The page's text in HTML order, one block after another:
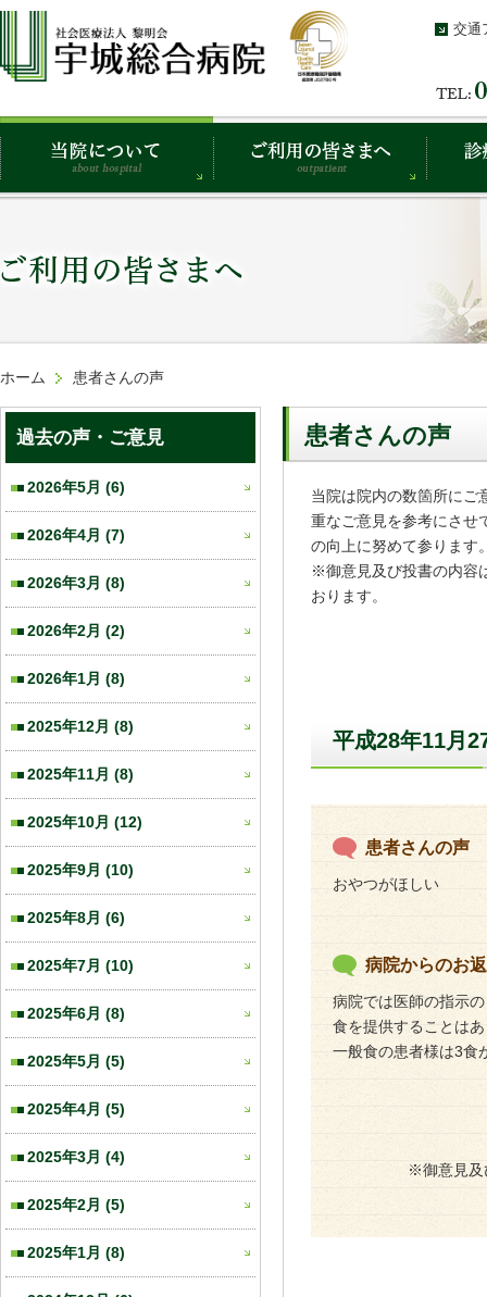
交通
ホーム 患者さんの声
患者さんの声
当院は院内の数箇所にご
重なご意見を参考にさせ
の向上に努めて参ります
※御意見及び投書の内容
おります。
平成28年11月
患者さんの声
おやつがほしい
病院からのお
病院では医師の指示
食を提供することは
一般食の患者様は3食
※御意見及
過去の声・ご意見
2026年5月 (6)
2026年4月 (7)
2026年3月 (8)
2026年2月 (2)
2026年1月 (8)
2025年12月 (8)
2025年11月 (8)
2025年10月 (12)
2025年9月 (10)
2025年8月 (6)
2025年7月 (10)
2025年6月 (8)
2025年5月 (5)
2025年4月 (5)
2025年3月 (4)
2025年2月 (5)
2025年1月 (8)